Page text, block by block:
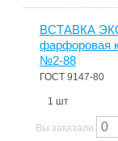
ВСТАВКА
фарфоровая
№2-88
ГОСТ 9147-80
1 шт
Вы заказали